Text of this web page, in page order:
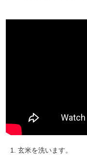
玄米を洗います。会員登録